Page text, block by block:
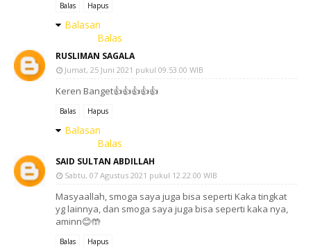
Balas Hapus
Balasan
Balas
RUSLIMAN SAGALA
Jumat, 25 Juni 2021 pukul 09.53.00 WIB
Keren Banget👍👍👍👍👍
Balas Hapus
Balasan
Balas
SAID SULTAN ABDILLAH
Sabtu, 07 Agustus 2021 pukul 12.22.00 WIB
Masyaallah, smoga saya juga bisa seperti Kaka tingkat
yg lainnya, dan smoga saya juga bisa seperti kaka nya,
aminn😊🤲
Balas Hapus